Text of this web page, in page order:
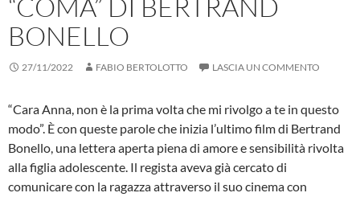
“COMA” DI BERTRAND
BONELLO
27/11/2022 FABIO BERTOLOTTO LASCIA UN COMMENTO
“Cara Anna, non è la prima volta che mi rivolgo a te in questo
modo”. È con queste parole che inizia l’ultimo film di Bertrand
Bonello, una lettera aperta piena di amore e sensibilità rivolta
alla figlia adolescente. Il regista aveva già cercato di
comunicare con la ragazza attraverso il suo cinema con